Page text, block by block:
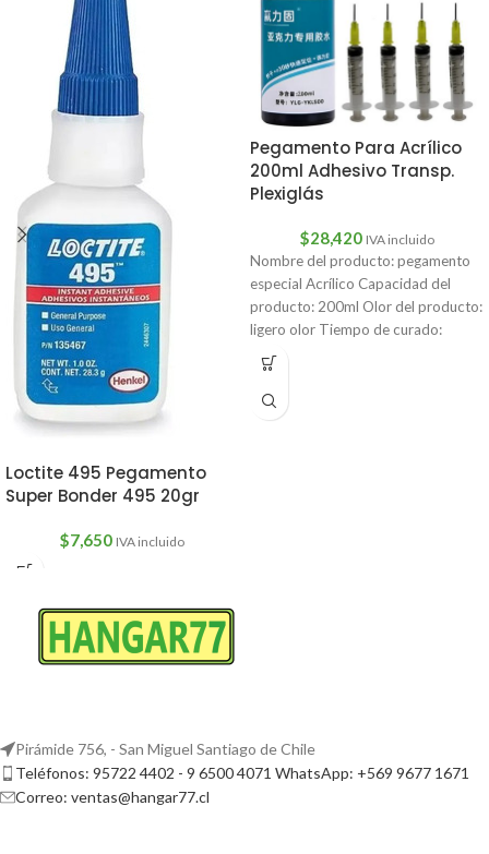
Loctite 495 Pegamento
Super Bonder 495 20gr
$7,650 IVA incluido
Pegamento Para Acrílico
200ml Adhesivo Transp.
Plexiglás
$28,420 IVA incluido
Nombre del producto: pegamento
especial Acrílico Capacidad del
producto: 200ml Olor del producto:
ligero olor Tiempo de curado:
aproximadamente 24
Pirámide 756, - San Miguel Santiago de Chile
Teléfonos: 95722 4402 - 9 6500 4071 WhatsApp: +569 9677 1671
Correo: ventas@hangar77.cl